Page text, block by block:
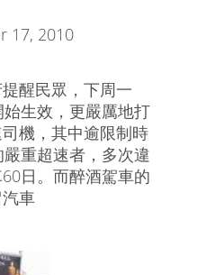
17, 2010
提醒民眾，下周一
始生效，更嚴厲地打
機，其中逾限制時
重超速者，多次違
日。而醉酒駕車的
車